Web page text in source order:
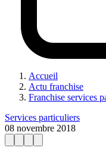
Accueil
Actu franchise
Franchise services
Services particuliers
08 novembre 2018